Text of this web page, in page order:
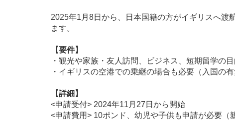
2025年1月8日から、日本国籍の方がイギリスへ渡
ます。
【要件】
・観光や家族・友人訪問、ビジネス、短期留学の
・イギリスの空港での乗継の場合も必要（入国の有
【詳細】
<申請受付> 2024年11月27日から開始
<申請費用> 10ポンド、幼児や子供も申請が必要（